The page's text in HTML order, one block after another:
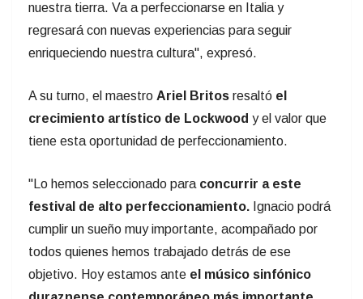
nuestra tierra. Va a perfeccionarse en Italia y
regresará con nuevas experiencias para seguir
enriqueciendo nuestra cultura", expresó.
A su turno, el maestro Ariel Britos resaltó el
crecimiento artístico de Lockwood y el valor que
tiene esta oportunidad de perfeccionamiento.
"Lo hemos seleccionado para concurrir a este
festival de alto perfeccionamiento. Ignacio podrá
cumplir un sueño muy importante, acompañado por
todos quienes hemos trabajado detrás de ese
objetivo. Hoy estamos ante el músico sinfónico